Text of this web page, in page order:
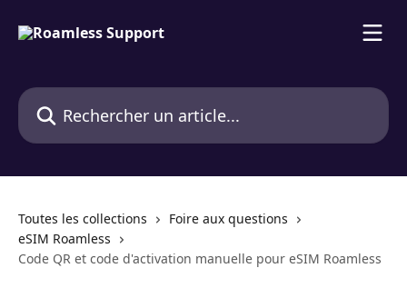
Rechercher un article...
Toutes les collections
Foire aux questions
eSIM Roamless
Code QR et code d'activation manuelle pour eSIM Roamless